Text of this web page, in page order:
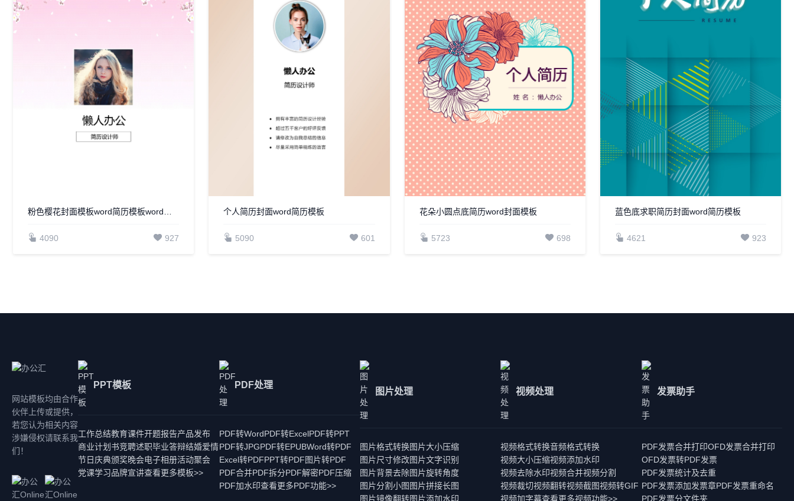
粉色樱花封面模板word简历模板word简历模板
4090 927
个人简历封面word简历模板
5090 601
花朵小圆点底简历word封面模板
5723 698
蓝色底求职简历封面word简历模板
4621 923
网站模板均由合作
伙伴上传或提供，
若您认为相关内容
涉嫌侵权请联系我
们！
PPT模板
工作总结教育课件开题报告产品发布
商业计划书竞聘述职毕业答辩结婚爱情
节日庆典颁奖晚会电子相册活动聚会
党课学习品牌宣讲查看更多模板>>
PDF处理
PDF转WordPDF转ExcelPDF转PPT
PDF转JPGPDF转EPUBWord转PDF
Excel转PDFPPT转PDF图片转PDF
PDF合并PDF拆分PDF解密PDF压缩
PDF加水印查看更多PDF功能>>
图片处理
图片格式转换图片大小压缩
图片尺寸修改图片文字识别
图片背景去除图片旋转角度
图片分割小图 图片拼接长图
图片镜像翻转图片添加水印
视频处理
视频格式转换音频格式转换
视频大小压缩视频添加水印
视频去除水印视频合并视频分割
视频裁切视频翻转视频截图视频转GIF
视频加字幕查看更多视频功能>>
发票助手
PDF发票合并打印OFD发票合并打印
OFD发票转PDF发票
PDF发票统计及去重
PDF发票添加发票章PDF发票重命名
PDF发票分文件夹